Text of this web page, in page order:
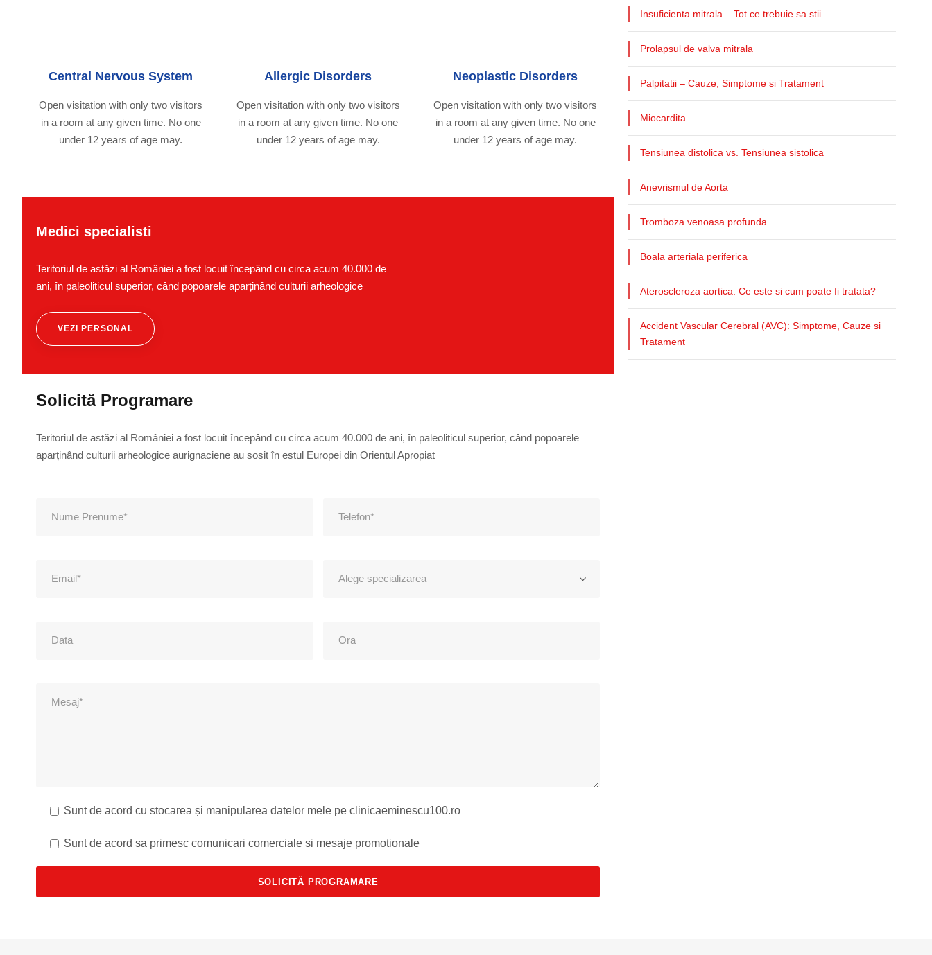
Central Nervous System
Open visitation with only two visitors
in a room at any given time. No one
under 12 years of age may.
Allergic Disorders
Open visitation with only two visitors
in a room at any given time. No one
under 12 years of age may.
Neoplastic Disorders
Open visitation with only two visitors
in a room at any given time. No one
under 12 years of age may.
Medici specialisti
Teritoriul de astăzi al României a fost locuit începând cu circa acum 40.000 de
ani, în paleoliticul superior, când popoarele aparținând culturii arheologice
VEZI PERSONAL
Solicită Programare
Teritoriul de astăzi al României a fost locuit începând cu circa acum 40.000 de ani, în paleoliticul superior, când popoarele
aparținând culturii arheologice aurignaciene au sosit în estul Europei din Orientul Apropiat
Sunt de acord cu stocarea și manipularea datelor mele pe clinicaeminescu100.ro
Sunt de acord sa primesc comunicari comerciale si mesaje promotionale
Insuficienta mitrala – Tot ce trebuie sa stii
Prolapsul de valva mitrala
Palpitatii – Cauze, Simptome si Tratament
Miocardita
Tensiunea distolica vs. Tensiunea sistolica
Anevrismul de Aorta
Tromboza venoasa profunda
Boala arteriala periferica
Ateroscleroza aortica: Ce este si cum poate fi tratata?
Accident Vascular Cerebral (AVC): Simptome, Cauze si
Tratament